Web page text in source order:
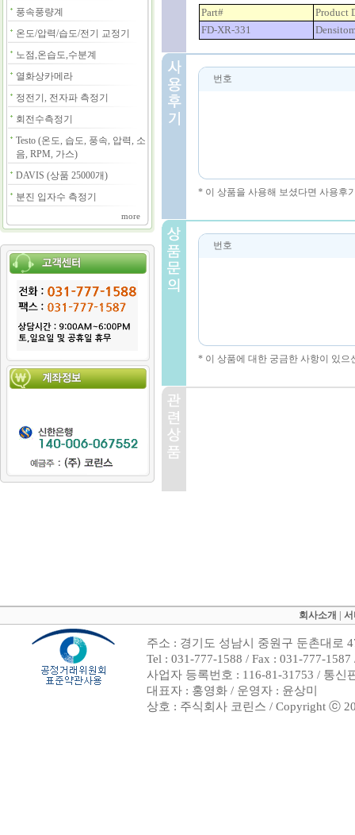
풍속풍량계
온도/압력/습도/전기 교정기
노점,온습도,수분계
열화상카메라
정전기, 전자파 측정기
회전수측정기
Testo (온도, 습도, 풍속, 압력, 소
음, RPM, 가스)
DAVIS (상품 25000개)
분진 입자수 측정기
more
Part#
Product
FD-XR-331
번호
* 이 상품을 사용해 보셨다면 사용후
번호
* 이 상품에 대한 궁금한 사항이 있
회사소개
주소 : 경기도 성남시 중원구 둔촌대로
Tel : 031-777-1588 / Fax : 031-777-
사업자 등록번호 : 116-81-31753 / 통신
대표자 : 홍영화 / 운영자 : 윤상미
상호 : 주식회사 코린스 / Copyright ⓒ